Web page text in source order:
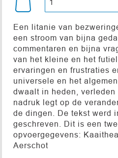
Een litanie van
een stroom van bijna
commentaren en bijna
van het kleine en het
ervaringen en frustraties
universele en het
dwaalt in heden, verleden
nadruk legt op de
de dingen. De tekst werd
geschreven. Dit is een
opvoergegevens:
Aerschot